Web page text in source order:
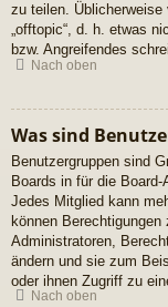
zu teilen. Üblicherweise
„offtopic“, d. h. etwas
bzw. Angreifendes
Nach oben
Was sind
Benutzergruppen sind
Boards in für die
Jedes Mitglied kann
können
Administratoren,
ändern und sie zum
oder ihnen Zugriff zu
Nach oben